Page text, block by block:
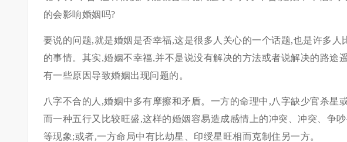
的会影响婚姻吗?
要说的问题,就是婚姻是否幸福,这是很多人关心的一个话题,也是许多人
的事情。其实,婚姻不幸福,并不是说没有解决的方法或者说解决的路途
有一些原因导致婚姻出现问题的。
八字不合的人,婚姻中多有摩擦和矛盾。一方的命理中,八字缺少官杀星
而一种五行又比较旺盛,这样的婚姻容易造成感情上的冲突、冲突、争
等现象;或者,一方命局中有比劫星、印绶星旺相而克制住另一方。